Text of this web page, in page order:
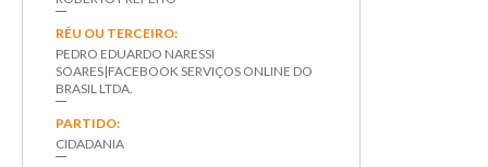
RÉU OU TERCEIRO:
PEDRO EDUARDO NARESSI
SOARES|FACEBOOK SERVIÇOS ONLINE DO
BRASIL LTDA.
PARTIDO:
CIDADANIA